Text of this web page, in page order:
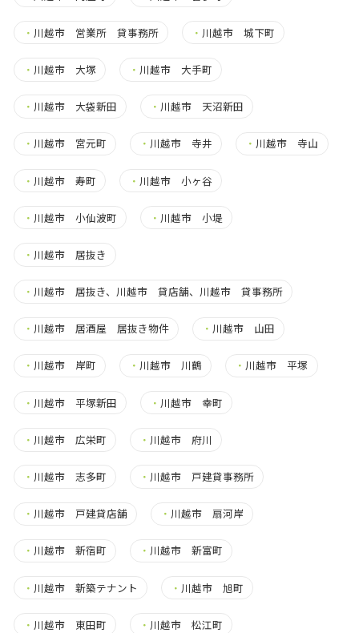
・ 川越市 営業所 貸事務所 ・ 川越市 城下町
・ 川越市 大塚 ・ 川越市 大手町
・ 川越市 大袋新田 ・ 川越市 天沼新田
・ 川越市 宮元町 ・ 川越市 寺井 ・ 川越市 寺山
・ 川越市 寿町 ・ 川越市 小ヶ谷
・ 川越市 小仙波町 ・ 川越市 小堤
・ 川越市 居抜き
・ 川越市 居抜き、川越市 貸店舗、川越市 貸事務所
・ 川越市 居酒屋 居抜き物件 ・ 川越市 山田
・ 川越市 岸町 ・ 川越市 川鶴 ・ 川越市 平塚
・ 川越市 平塚新田 ・ 川越市 幸町
・ 川越市 広栄町 ・ 川越市 府川
・ 川越市 志多町 ・ 川越市 戸建貸事務所
・ 川越市 戸建貸店舗 ・ 川越市 扇河岸
・ 川越市 新宿町 ・ 川越市 新富町
・ 川越市 新築テナント ・ 川越市 旭町
・ 川越市 東田町 ・ 川越市 松江町